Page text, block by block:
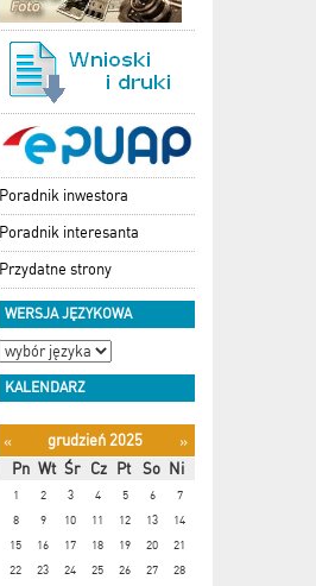
Poradnik inwestora
Poradnik interesanta
Przydatne strony
WERSJA JĘZYKOWA
KALENDARZ
« grudzień 2025
»
Pn Wt Śr Cz Pt So Ni
1 2 3 4 5 6
7
8
9 10 11 12 13
14
15
16 17 18 19 20
21
22
23 24 25 26 27
28